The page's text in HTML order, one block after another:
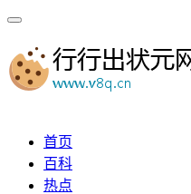
首页
百科
热点